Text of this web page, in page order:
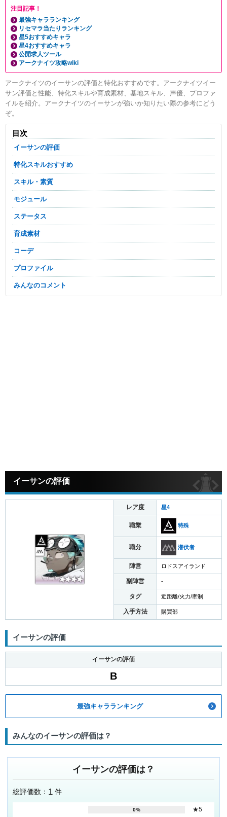
注目記事！
最強キャラランキング
リセマラ当たりランキング
星5おすすめキャラ
星4おすすめキャラ
公開求人ツール
アークナイツ攻略wiki
アークナイツのイーサンの評価と特化おすすめです。アークナイツイー
サン評価と性能、特化スキルや育成素材、基地スキル、声優、プロファ
イルを紹介。アークナイツのイーサンが強いか知りたい際の参考にどう
ぞ。
目次
イーサンの評価
特化スキルおすすめ
スキル・素質
モジュール
ステータス
育成素材
コーデ
プロファイル
みんなのコメント
イーサンの評価
レア度 星4
職業 特殊
職分 潜伏者
陣営 ロドスアイランド
副陣営 -
タグ 近距離/火力/牽制
入手方法 購買部
イーサンの評価
イーサンの評価
B
最強キャラランキング
みんなのイーサンの評価は？
イーサンの評価は？
総評価数： 1 件
0% ★5